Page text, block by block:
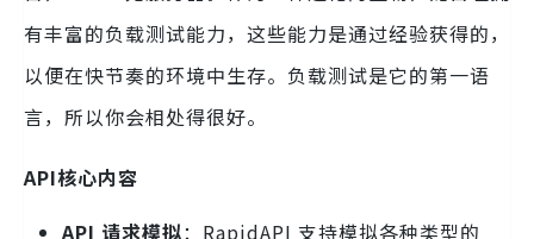
有丰富的负载测试能力，这些能力是通过经验获得的，
以便在快节奏的环境中生存。负载测试是它的第一语
言，所以你会相处得很好。
API核心内容
API 请求模拟：RapidAPI 支持模拟各种类型的